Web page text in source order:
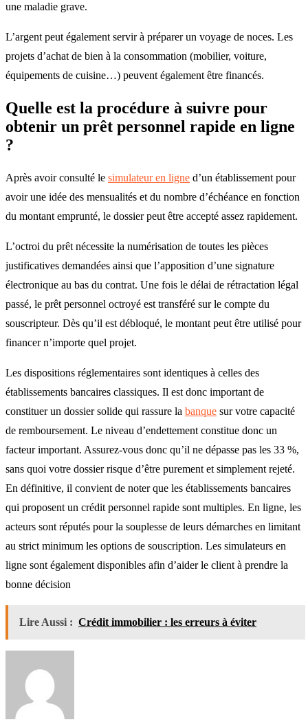
une maladie grave.
L’argent peut également servir à préparer un voyage de noces. Les
projets d’achat de bien à la consommation (mobilier, voiture,
équipements de cuisine…) peuvent également être financés.
Quelle est la procédure à suivre pour
obtenir un prêt personnel rapide en ligne
?
Après avoir consulté le simulateur en ligne d’un établissement pour
avoir une idée des mensualités et du nombre d’échéance en fonction
du montant emprunté, le dossier peut être accepté assez rapidement.
L’octroi du prêt nécessite la numérisation de toutes les pièces
justificatives demandées ainsi que l’apposition d’une signature
électronique au bas du contrat. Une fois le délai de rétractation légal
passé, le prêt personnel octroyé est transféré sur le compte du
souscripteur. Dès qu’il est débloqué, le montant peut être utilisé pour
financer n’importe quel projet.
Les dispositions réglementaires sont identiques à celles des
établissements bancaires classiques. Il est donc important de
constituer un dossier solide qui rassure la banque sur votre capacité
de remboursement. Le niveau d’endettement constitue donc un
facteur important. Assurez-vous donc qu’il ne dépasse pas les 33 %,
sans quoi votre dossier risque d’être purement et simplement rejeté.
En définitive, il convient de noter que les établissements bancaires
qui proposent un crédit personnel rapide sont multiples. En ligne, les
acteurs sont réputés pour la souplesse de leurs démarches en limitant
au strict minimum les options de souscription. Les simulateurs en
ligne sont également disponibles afin d’aider le client à prendre la
bonne décision
Lire Aussi : Crédit immobilier : les erreurs à éviter